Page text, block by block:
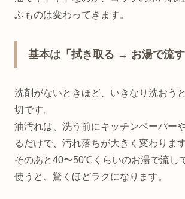
ぶものは変わってきます。
基本は「拭き取る → お湯で流
洗剤がないときほど、いきなり洗おう
切です。
油汚れは、洗う前にキッチンペーパー
るだけで、汚れ落ちが大きく変わります
そのあと40〜50℃くらいのお湯で流し
使うと、驚くほどラクになります。